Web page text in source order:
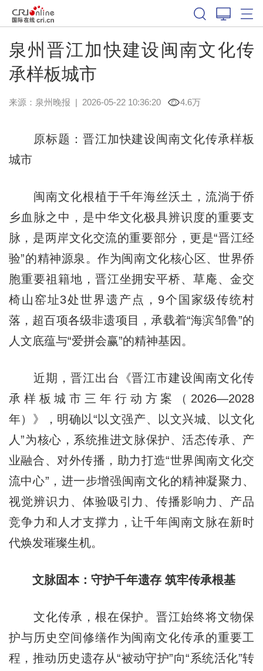
泉州晋江加快建设闽南文化传
承样板城市
来源： 泉州晚报 | 2026-05-22 10:36:20 4.6万
原标题：晋江加快建设闽南文化传承样板
城市
闽南文化根植于千年海丝沃土，流淌于侨
乡血脉之中，是中华文化极具辨识度的重要支
脉，是两岸文化交流的重要部分，更是“晋江经
验”的精神源泉。作为闽南文化核心区、世界侨
胞重要祖籍地，晋江坐拥安平桥、草庵、金交
椅山窑址3处世界遗产点，9个国家级传统村
落，超百项各级非遗项目，承载着“海滨邹鲁”的
人文底蕴与“爱拼会赢”的精神基因。
近期，晋江出台《晋江市建设闽南文化传
承样板城市三年行动方案（2026—2028
年）》，明确以“以文强产、以文兴城、以文化
人”为核心，系统推进文脉保护、活态传承、产
业融合、对外传播，助力打造“世界闽南文化交
流中心”，进一步增强闽南文化的精神凝聚力、
视觉辨识力、体验吸引力、传播影响力、产品
竞争力和人才支撑力，让千年闽南文脉在新时
代焕发璀璨生机。
文脉固本：守护千年遗存 筑牢传承根基
文化传承，根在保护。晋江始终将文物保
护与历史空间修缮作为闽南文化传承的重要工
程，推动历史遗存从“被动守护”向“系统活化”转